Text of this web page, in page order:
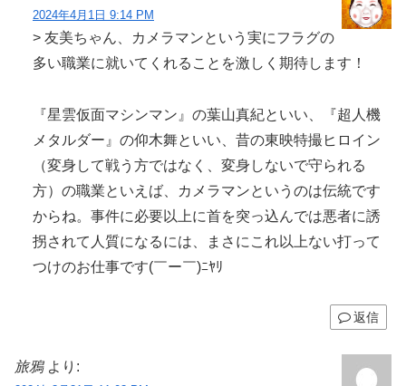
2024年4月1日 9:14 PM
> 友美ちゃん、カメラマンという実にフラグの
多い職業に就いてくれることを激しく期待します！
『星雲仮面マシンマン』の葉山真紀といい、『超人機
メタルダー』の仰木舞といい、昔の東映特撮ヒロイン
（変身して戦う方ではなく、変身しないで守られる
方）の職業といえば、カメラマンというのは伝統です
からね。事件に必要以上に首を突っ込んでは悪者に誘
拐されて人質になるには、まさにこれ以上ない打って
つけのお仕事です(￣ー￣)ﾆﾔﾘ
返信
旅鴉 より: